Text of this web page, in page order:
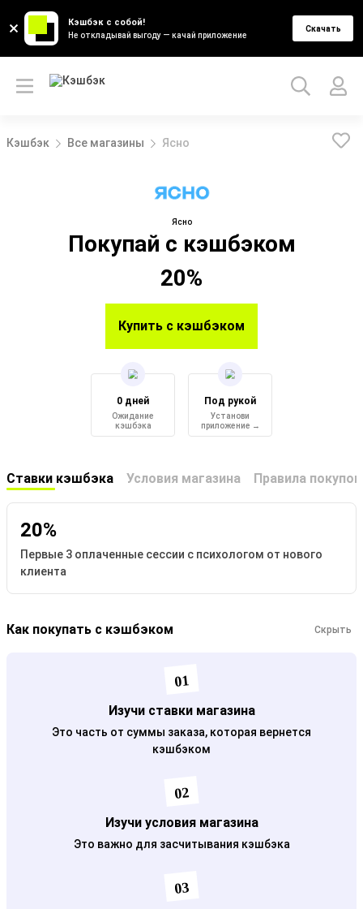
Кэшбэк с собой!
Не откладывай выгоду — качай приложение
Скачать
Кэшбэк Все магазины Ясно
Ясно
Покупай с кэшбэком
20%
Купить с кэшбэком
0 дней
Ожидание
кэшбэка
Под рукой
Установи
приложение →
Ставки кэшбэка Условия магазина Правила покупок
20%
Первые 3 оплаченные сессии с психологом от нового
клиента
Как покупать с кэшбэком Скрыть
01
Изучи ставки магазина
Это часть от суммы заказа, которая вернется
кэшбэком
02
Изучи условия магазина
Это важно для засчитывания кэшбэка
03